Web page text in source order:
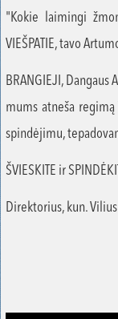
"Kokie laimingi
VIEŠPATIE, tavo
BRANGIEJI,
mums atneša
spindėjimu,
ŠVIESKITE ir
Direktorius, kun.